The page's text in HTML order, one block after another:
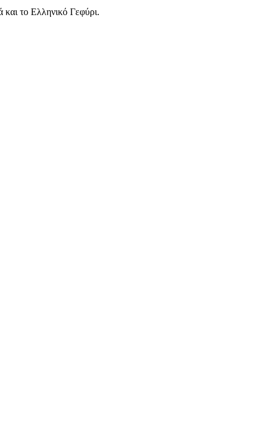
και το Ελληνικό Γεφύρι.